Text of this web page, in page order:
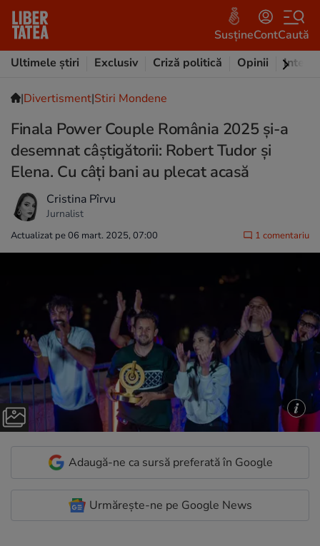
SusțineContCaută
Ultimele știri
Exclusiv Criză politică Opinii
|Divertisment|Stiri Mondene
Finala Power Couple România 2025 și-a
desemnat câștigătorii: Robert Tudor și
Elena. Cu câți bani au plecat acasă
Cristina Pîrvu
Jurnalist
Actualizat pe 06 mart. 2025, 07:00 1 comentariu
Adaugă-ne ca sursă preferată în Google
Urmărește-ne pe Google News